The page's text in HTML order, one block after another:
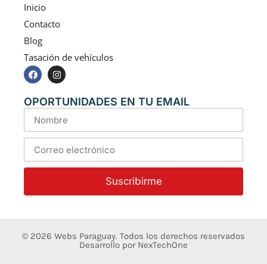
Inicio
Contacto
Blog
Tasación de vehículos
OPORTUNIDADES EN TU EMAIL
Suscribirme
© 2026 Webs Paraguay. Todos los derechos reservados
Desarrollo por NexTechOne